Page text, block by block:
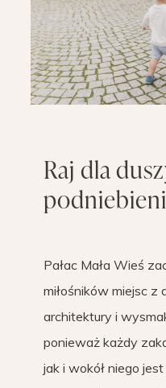
Raj dla
Pałac Mała Wieś
miłośników miejsc z
architektury i
ponieważ każdy
jak i wokół niego